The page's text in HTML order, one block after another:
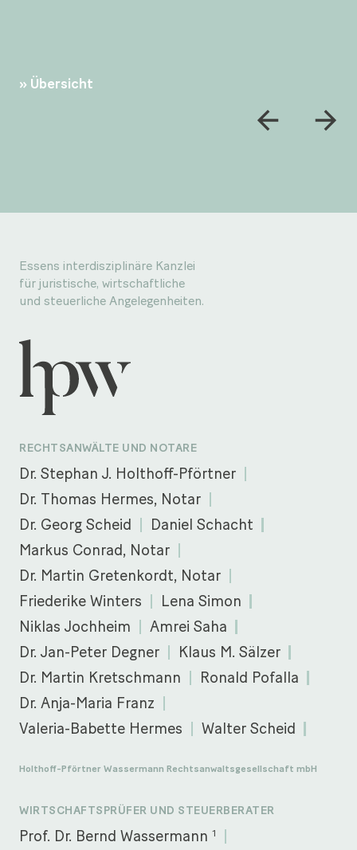
Übersicht
Essens interdisziplinäre Kanzlei
für juristische, wirtschaftliche
und steuerliche Angelegenheiten.
RECHTSANWÄLTE UND NOTARE
Dr. Stephan J. Holthoff-Pförtner
Dr. Thomas Hermes, Notar
Dr. Georg Scheid
Daniel Schacht
Markus Conrad, Notar
Dr. Martin Gretenkordt, Notar
Friederike Winters
Lena Simon
Niklas Jochheim
Amrei Saha
Dr. Jan-Peter Degner
Klaus M. Sälzer
Dr. Martin Kretschmann
Ronald Pofalla
Dr. Anja-Maria Franz
Valeria-Babette Hermes
Walter Scheid
Holthoff-Pförtner Wassermann Rechtsanwaltsgesellschaft mbH
WIRTSCHAFTSPRÜFER UND STEUERBERATER
Prof. Dr. Bernd Wassermann 1